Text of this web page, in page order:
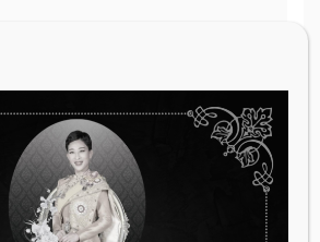
นักวิจัย ที่ต้องการขึ้นทะเบียนเครื่องมือแพทย์